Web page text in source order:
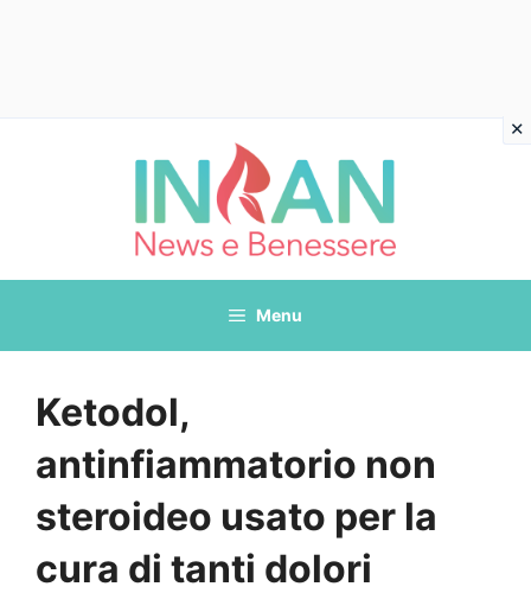
Menu
Ketodol,
antinfiammatorio non
steroideo usato per la
cura di tanti dolori